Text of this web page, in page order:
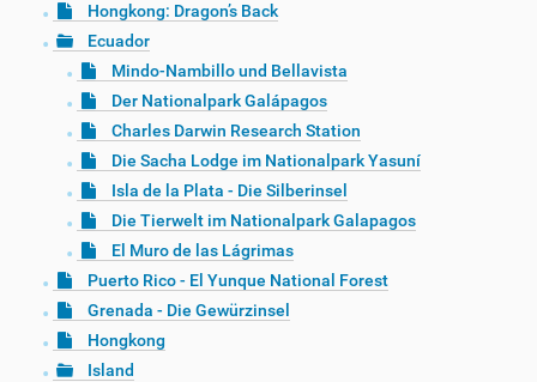
Hongkong: Dragon’s Back
Ecuador
Mindo-Nambillo und Bellavista
Der Nationalpark Galápagos
Charles Darwin Research Station
Die Sacha Lodge im Nationalpark Yasuní
Isla de la Plata - Die Silberinsel
Die Tierwelt im Nationalpark Galapagos
El Muro de las Lágrimas
Puerto Rico - El Yunque National Forest
Grenada - Die Gewürzinsel
Hongkong
Island